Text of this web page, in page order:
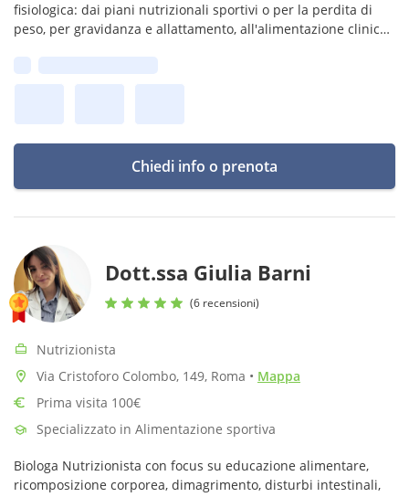
fisiologica: dai piani nutrizionali sportivi o per la perdita di
peso, per gravidanza e allattamento, all'alimentazione clinica
Chiedi info o prenota
Dott.ssa Giulia Barni
(6 recensioni)
Nutrizionista
Via Cristoforo Colombo, 149, Roma • Mappa
Prima visita 100€
Specializzato in Alimentazione sportiva
Biologa Nutrizionista con focus su educazione alimentare,
ricomposizione corporea, dimagrimento, disturbi intestinali,